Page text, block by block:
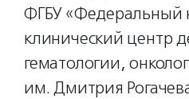
ФГБУ «Федеральный
клинический центр
гематологии,
им. Дмитрия